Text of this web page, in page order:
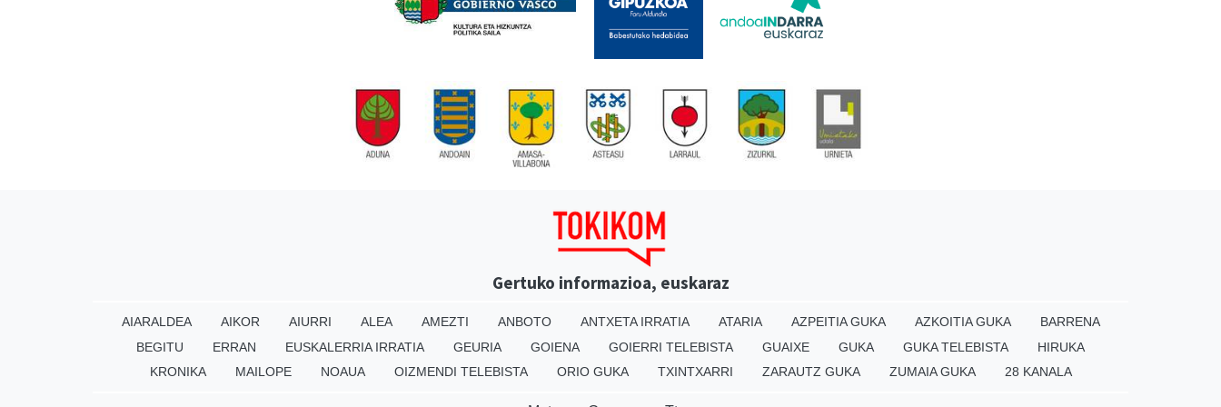
Gertuko informazioa, euskaraz
AIARALDEA AIKOR AIURRI ALEA AMEZTI ANBOTO ANTXETA IRRATIA ATARIA AZPEITIA GUKA AZKOITIA GUKA
BARRENA
BEGITU
ERRAN EUSKALERRIA IRRATIA GEURIA GOIENA GOIERRI TELEBISTA GUAIXE GUKA GUKA TELEBISTA
HIRUKA
KRONIKA
MAILOPE NOAUA OIZMENDI TELEBISTA ORIO GUKA TXINTXARRI ZARAUTZ GUKA ZUMAIA GUKA 28 KANALA